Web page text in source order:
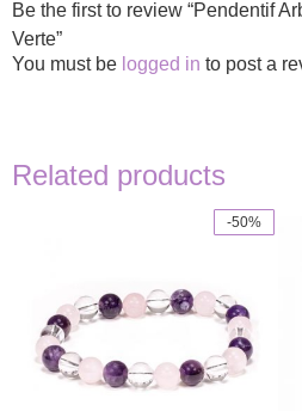
Be the first to review “Pendentif
Verte”
You must be logged in to post a
Related products
-50%